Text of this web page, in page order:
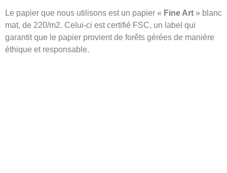
Le papier que nous utilisons est un papier « Fine Art » blanc
mat, de 220/m2. Celui-ci est certifié FSC, un label qui
garantit que le papier provient de forêts gérées de manière
éthique et responsable.